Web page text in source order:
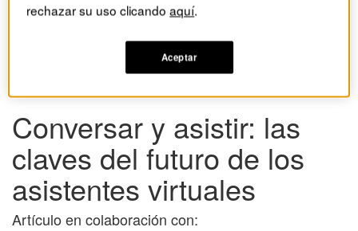
Conversar y asistir: las claves del futuro de los asistentes
Conversar y asistir: las
claves del futuro de los
asistentes virtuales
Artículo en colaboración con:
rechazar su uso clicandoaquí.
Aceptar